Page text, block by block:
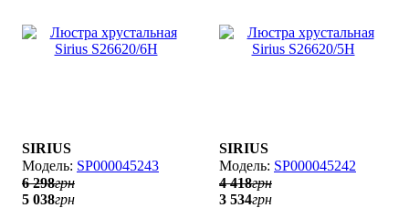
SIRIUS
SP000045243
6 298грн
5 038грн
SIRIUS
SP000045242
4 418грн
3 534грн